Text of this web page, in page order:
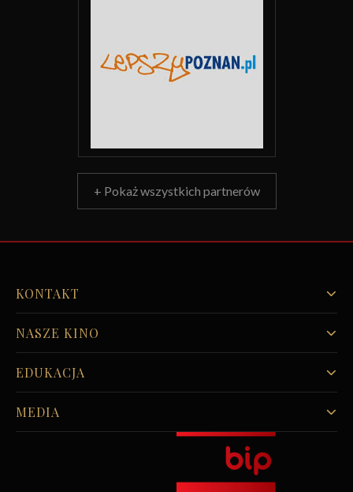
+ Pokaż wszystkich partnerów
KONTAKT
NASZE KINO
EDUKACJA
MEDIA